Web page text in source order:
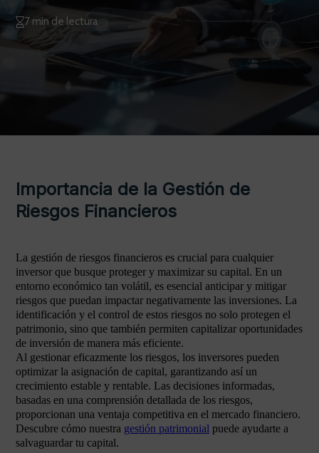
7 min de lectura
Importancia de la Gestión de
Riesgos Financieros
La gestión de riesgos financieros es crucial para cualquier
inversor que busque proteger y maximizar su capital. En un
entorno económico tan volátil, es esencial anticipar y mitigar
riesgos que puedan impactar negativamente las inversiones. La
identificación y el control de estos riesgos no solo protegen el
patrimonio, sino que también permiten capitalizar oportunidades
de inversión de manera más eficiente.
Al gestionar eficazmente los riesgos, los inversores pueden
optimizar la asignación de capital, garantizando así un
crecimiento estable y rentable. Las decisiones informadas,
basadas en una comprensión detallada de los riesgos,
proporcionan una ventaja competitiva en el mercado financiero.
Descubre cómo nuestra gestión patrimonial puede ayudarte a
salvaguardar tu capital.